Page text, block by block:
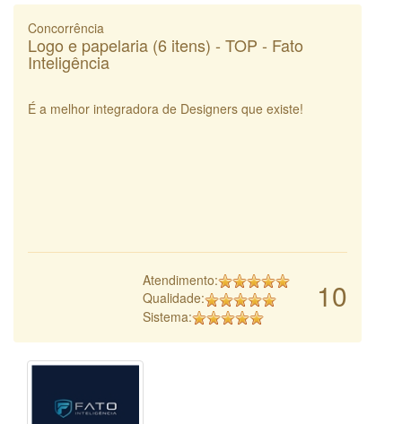
Concorrência
Logo e papelaria (6 itens) - TOP - Fato
Inteligência
É a melhor integradora de Designers que existe!
10
Atendimento:
Qualidade:
Sistema: